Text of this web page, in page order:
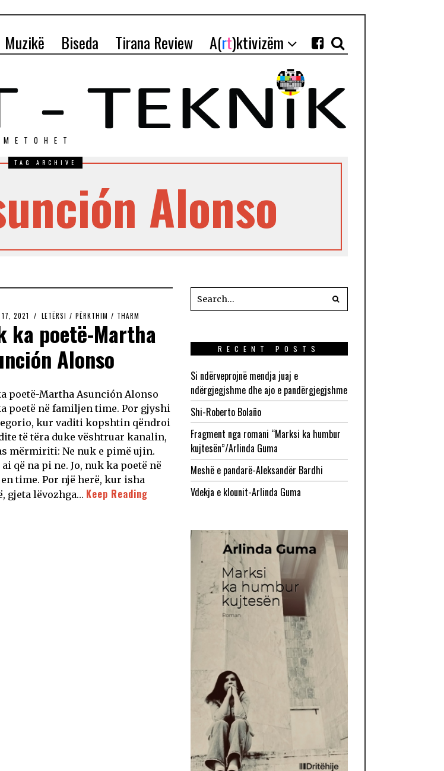
Muzikë Biseda Tirana Review A(rt)ktivizëm
TAG ARCHIVE
Alonso
17, 2021 LETËRSI / PËRKTHIM / THARM
ka poetë-Martha
Alonso
poetë-Martha Asunción Alonso
poetë në familjen time. Por gjyshi
kur vaditi kopshtin qëndroi
të tëra duke vështruar kanalin,
mërmiriti: Ne nuk e pimë ujin.
që na pi ne. Jo, nuk ka poetë në
time. Por një herë, kur isha
gjeta lëvozhga… Keep Reading
RECENT POSTS
Si ndërveprojnë mendja juaj e
ndërgjegjshme dhe ajo e pandërgjegjshme
Shi-Roberto Bolaño
Fragment nga romani “Marksi ka humbur
kujtesën”/Arlinda Guma
Meshë e pandarë-Aleksandër Bardhi
Vdekja e klounit-Arlinda Guma